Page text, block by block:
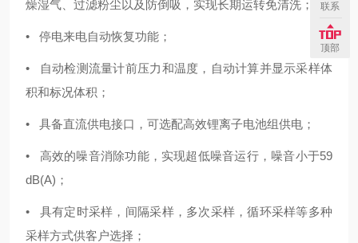
燥湿气、过滤粉尘以及防倒吸，实现长期运转免清洗；
• 停电来电自动恢复功能；
• 自动检测流量计前压力和温度，自动计算并显示采样体
积和标况体积；
• 具备直流供电接口，可选配高效锂离子电池组供电；
• 高效的噪音消除功能，实现超低噪音运行，噪音小于59
dB(A)；
• 具有定时采样，间隔采样，多次采样，循环采样等多种
采样方式供客户选择；
联系
顶部